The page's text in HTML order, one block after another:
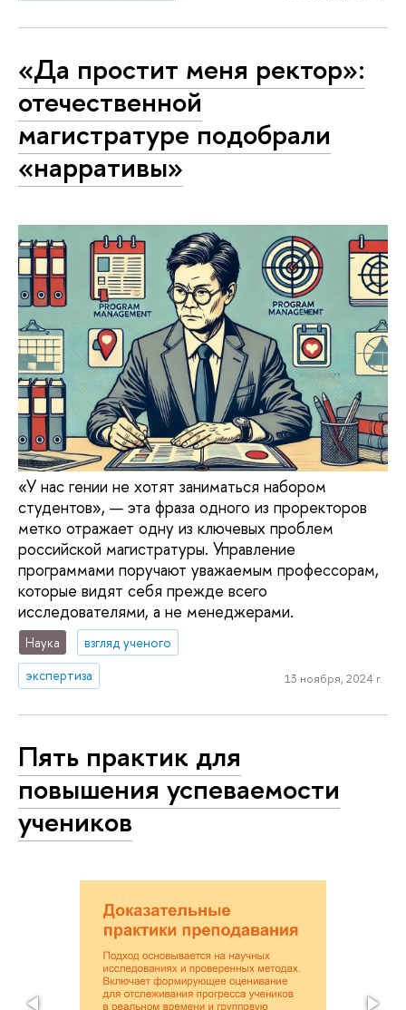
«Да простит меня ректор»:
отечественной
магистратуре подобрали
«нарративы»
«У нас гении не хотят заниматься набором
студентов», — эта фраза одного из проректоров
метко отражает одну из ключевых проблем
российской магистратуры. Управление
программами поручают уважаемым профессорам,
которые видят себя прежде всего
исследователями, а не менеджерами.
Наука
взгляд ученого
экспертиза
13 ноября, 2024 г.
Пять практик для
повышения успеваемости
учеников